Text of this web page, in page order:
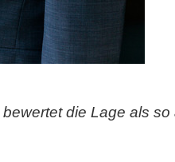
die Lage als